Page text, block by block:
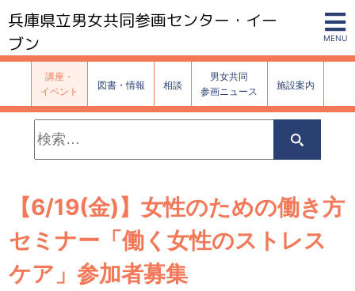
兵庫県立男女共同参画センター・イー
ブン
MENU
講座・
イベント
図書・情報 相談
男女共同
参画ニュース
施設案内
索:
検
索
【6/19(金)】女性のための働き方
セミナー「働く女性のストレス
ケア」参加者募集